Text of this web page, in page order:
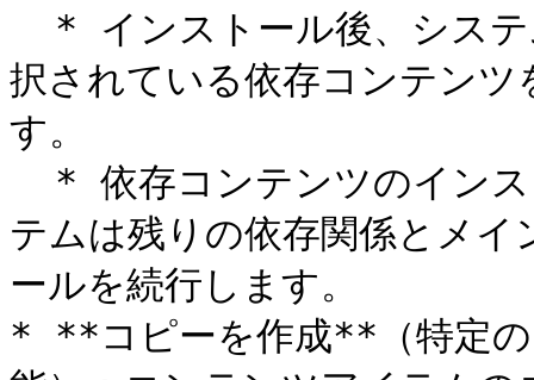
択されている依存コンテン
す。
テムは残りの依存関係とメ
ールを続行します。
* **コピーを作成**（特定の